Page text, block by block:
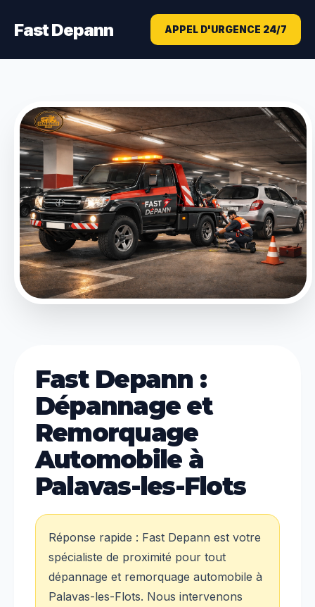
Fast Depann APPEL D'URGENCE 24/7
Fast Depann :
Dépannage et
Remorquage
Automobile à
Palavas-les-Flots
Réponse rapide : Fast Depann est votre
spécialiste de proximité pour tout
dépannage et remorquage automobile à
Palavas-les-Flots. Nous intervenons